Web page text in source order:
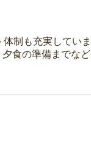
制も充実してい
食の準備までな